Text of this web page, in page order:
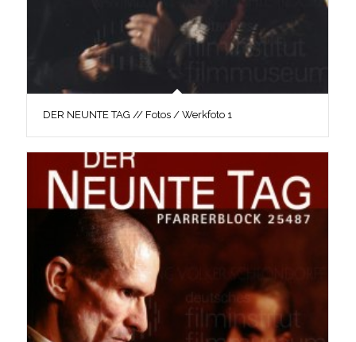
DER NEUNTE TAG // Fotos / Werkfoto 1